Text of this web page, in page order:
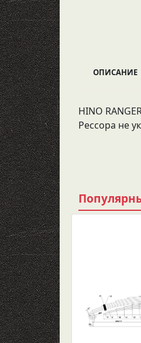
ОПИСАНИЕ
HINO
Рессора не